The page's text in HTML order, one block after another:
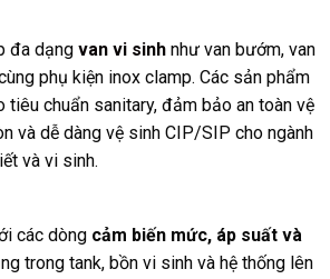
đa dạng van vi sinhnhư van bướm, van
phụ kiện inox clamp. Các sản phẩm
chuẩn sanitary, đảm bảo an toàn vệ
và dễ dàng vệ sinh CIP/SIP cho ngành
và vi sinh.
các dòng cảm biến mức, áp suất và
trong tank, bồn vi sinh và hệ thống lên